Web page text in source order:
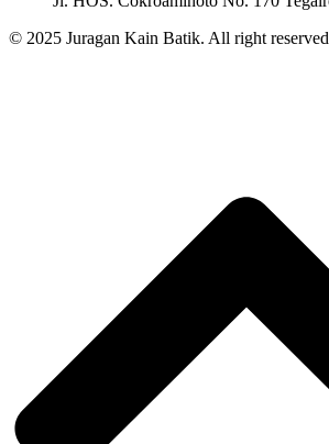
© 2025 Juragan Kain Batik. All right